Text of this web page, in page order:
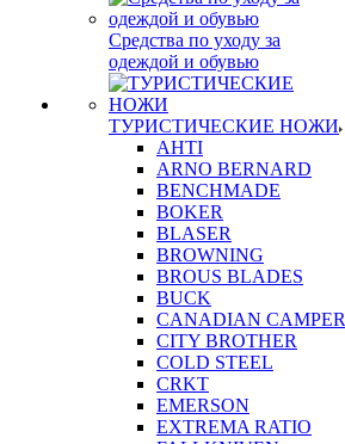
Средства по уходу за
одеждой и обувью
ТУРИСТИЧЕСКИЕ НОЖИ
AHTI
ARNO BERNARD
BENCHMADE
BOKER
BLASER
BROWNING
BROUS BLADES
BUCK
CANADIAN CAMPER
CITY BROTHER
COLD STEEL
CRKT
EMERSON
EXTREMA RATIO